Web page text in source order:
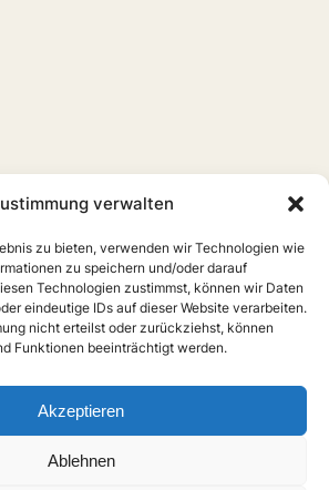
verwalten
zu bieten, verwenden wir Technologien wie
zu speichern und/oder darauf
Technologien zustimmst, können wir Daten
eindeutige IDs auf dieser Website verarbeiten.
nicht erteilst oder zurückziehst, können
Funktionen beeinträchtigt werden.
Akzeptieren
Ablehnen
FilmeAnimeMusik
unsImpressumX Instagram